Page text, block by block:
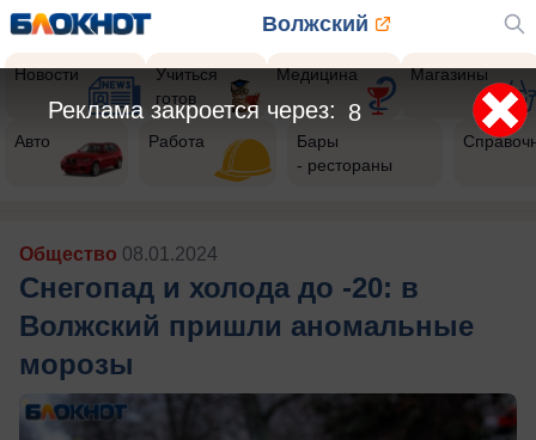
Волжский
Новости
Учиться
готов
Медицина Магазины
Авто Работа
Бары
- рестораны
Общество 08.01.2024
Снегопад и холода до -20: в
Волжский пришли аномальные
морозы
5
Реклама закроется через: